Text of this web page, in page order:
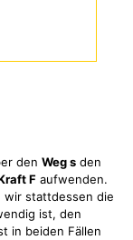
den Weg s den
F aufwenden.
wir stattdessen die
ist, den
in beiden Fällen